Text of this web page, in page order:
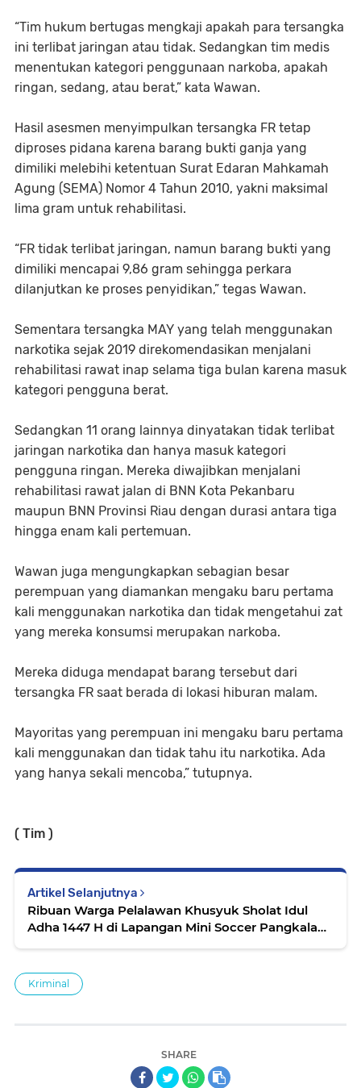
“Tim hukum bertugas mengkaji apakah para tersangka
ini terlibat jaringan atau tidak. Sedangkan tim medis
menentukan kategori penggunaan narkoba, apakah
ringan, sedang, atau berat,” kata Wawan.
Hasil asesmen menyimpulkan tersangka FR tetap
diproses pidana karena barang bukti ganja yang
dimiliki melebihi ketentuan Surat Edaran Mahkamah
Agung (SEMA) Nomor 4 Tahun 2010, yakni maksimal
lima gram untuk rehabilitasi.
“FR tidak terlibat jaringan, namun barang bukti yang
dimiliki mencapai 9,86 gram sehingga perkara
dilanjutkan ke proses penyidikan,” tegas Wawan.
Sementara tersangka MAY yang telah menggunakan
narkotika sejak 2019 direkomendasikan menjalani
rehabilitasi rawat inap selama tiga bulan karena masuk
kategori pengguna berat.
Sedangkan 11 orang lainnya dinyatakan tidak terlibat
jaringan narkotika dan hanya masuk kategori
pengguna ringan. Mereka diwajibkan menjalani
rehabilitasi rawat jalan di BNN Kota Pekanbaru
maupun BNN Provinsi Riau dengan durasi antara tiga
hingga enam kali pertemuan.
Wawan juga mengungkapkan sebagian besar
perempuan yang diamankan mengaku baru pertama
kali menggunakan narkotika dan tidak mengetahui zat
yang mereka konsumsi merupakan narkoba.
Mereka diduga mendapat barang tersebut dari
tersangka FR saat berada di lokasi hiburan malam.
Mayoritas yang perempuan ini mengaku baru pertama
kali menggunakan dan tidak tahu itu narkotika. Ada
yang hanya sekali mencoba,” tutupnya.
( Tim )
Artikel Selanjutnya
Ribuan Warga Pelalawan Khusyuk Sholat Idul
Adha 1447 H di Lapangan Mini Soccer Pangkalan
Kriminal
SHARE